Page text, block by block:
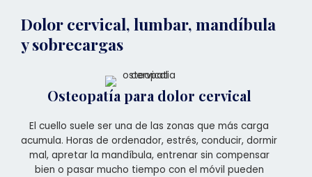
Dolor cervical, lumbar, mandíbula
y sobrecargas
Osteopatía para dolor cervical
El cuello suele ser una de las zonas que más carga
acumula. Horas de ordenador, estrés, conducir, dormir
mal, apretar la mandíbula, entrenar sin compensar
bien o pasar mucho tiempo con el móvil pueden